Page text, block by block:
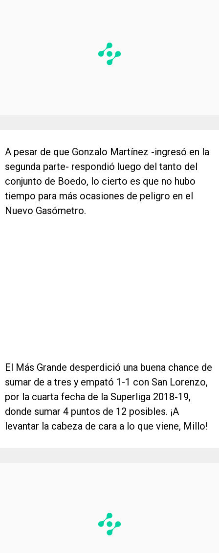
A pesar de que Gonzalo Martínez -ingresó en la
segunda parte- respondió luego del tanto del
conjunto de Boedo, lo cierto es que no hubo
tiempo para más ocasiones de peligro en el
Nuevo Gasómetro.
El Más Grande desperdició una buena chance de
sumar de a tres y empató 1-1 con San Lorenzo,
por la cuarta fecha de la Superliga 2018-19,
donde sumar 4 puntos de 12 posibles. ¡A
levantar la cabeza de cara a lo que viene, Millo!